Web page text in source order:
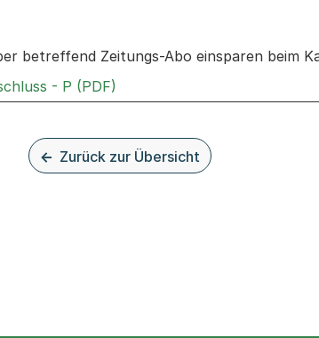
zu den Sitzungen zum Geschäft
betreffend Zeitungs-Abo einsparen beim
- P (PDF)
Zurück zur Übersicht